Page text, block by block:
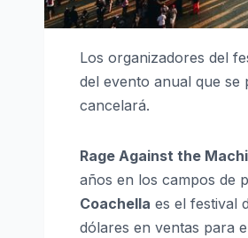
Los organizadores del
del evento anual que se
cancelará.
Rage Against the
años en los campos de
Coachella es el festival
dólares en ventas para